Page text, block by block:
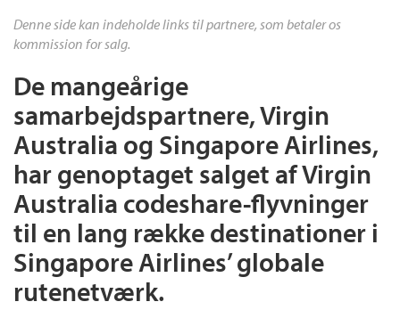
Denne side kan indeholde links til partnere, som betaler os
kommission for salg.
De mangeårige
samarbejdspartnere, Virgin
Australia og Singapore Airlines,
har genoptaget salget af Virgin
Australia codeshare-flyvninger
til en lang række destinationer i
Singapore Airlines’ globale
rutenetværk.